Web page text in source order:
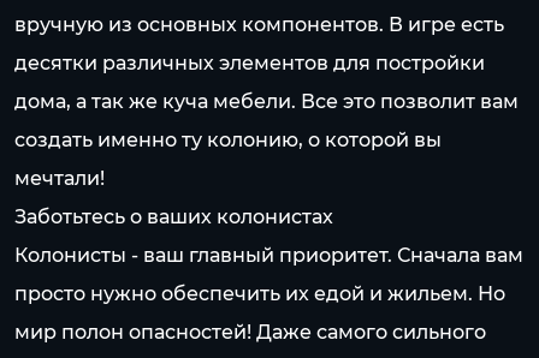
вручную из основных компонентов. В игре есть
десятки различных элементов для постройки
дома, а так же куча мебели. Все это позволит вам
создать именно ту колонию, о которой вы
мечтали!
Заботьтесь о ваших колонистах
Колонисты - ваш главный приоритет. Сначала вам
просто нужно обеспечить их едой и жильем. Но
мир полон опасностей! Даже самого сильного